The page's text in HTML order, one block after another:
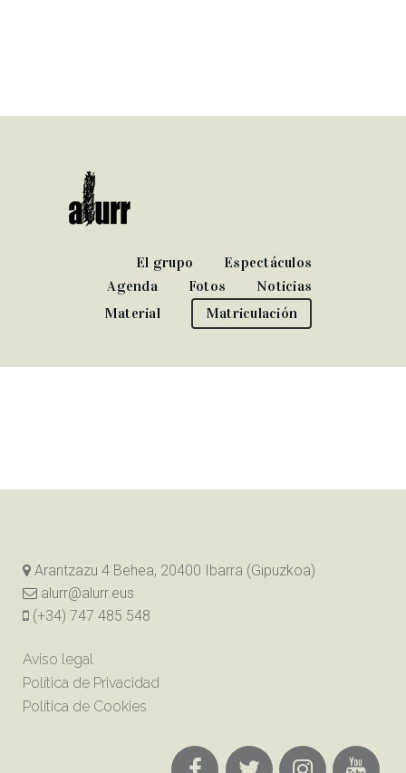
El grupo
Espectáculos
Agenda
Fotos
Noticias
Material
Matriculación
Arantzazu 4 Behea, 20400 Ibarra (Gipuzkoa)
alurr@alurr.eus
(+34) 747 485 548
Aviso legal
Política de Privacidad
Política de Cookies